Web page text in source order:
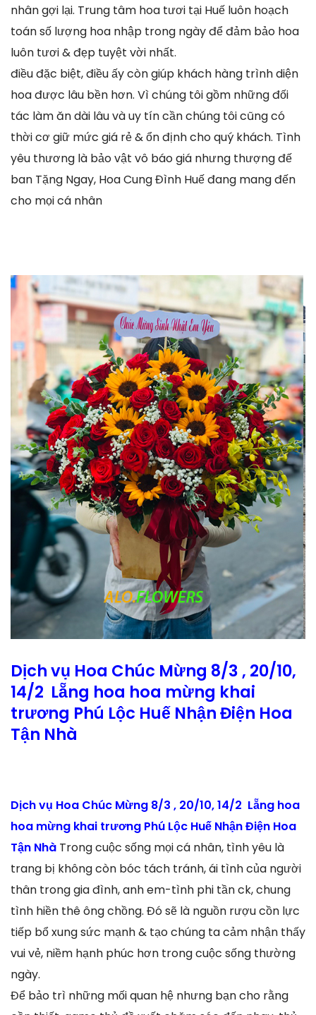
nhân gợi lại. Trung tâm hoa tươi tại Huế luôn hoạch
toán số lượng hoa nhập trong ngày để đảm bảo hoa
luôn tươi & đẹp tuyệt vời nhất.
điều đặc biệt, điều ấy còn giúp khách hàng trình diện
hoa được lâu bền hơn. Vì chúng tôi gồm những đối
tác làm ăn dài lâu và uy tín cần chúng tôi cũng có
thời cơ giữ mức giá rẻ & ổn định cho quý khách. Tình
yêu thương là bảo vật vô báo giá nhưng thượng đế
ban Tặng Ngay, Hoa Cung Đình Huế đang mang đến
cho mọi cá nhân
Dịch vụ Hoa Chúc Mừng 8/3 , 20/10,
14/2 Lẵng hoa hoa mừng khai
trương Phú Lộc Huế Nhận Điện Hoa
Tận Nhà
Dịch vụ Hoa Chúc Mừng 8/3 , 20/10, 14/2 Lẵng hoa
hoa mừng khai trương Phú Lộc Huế Nhận Điện Hoa
Tận Nhà Trong cuộc sống mọi cá nhân, tình yêu là
trang bị không còn bóc tách tránh, ái tình của người
thân trong gia đình, anh em-tình phi tần ck, chung
tình hiền thê ông chồng. Đó sẽ là nguồn rượu cồn lực
tiếp bổ xung sức mạnh & tạo chúng ta cảm nhận thấy
vui vẻ, niềm hạnh phúc hơn trong cuộc sống thường
ngày.
Để bảo trì những mối quan hệ nhưng bạn cho rằng